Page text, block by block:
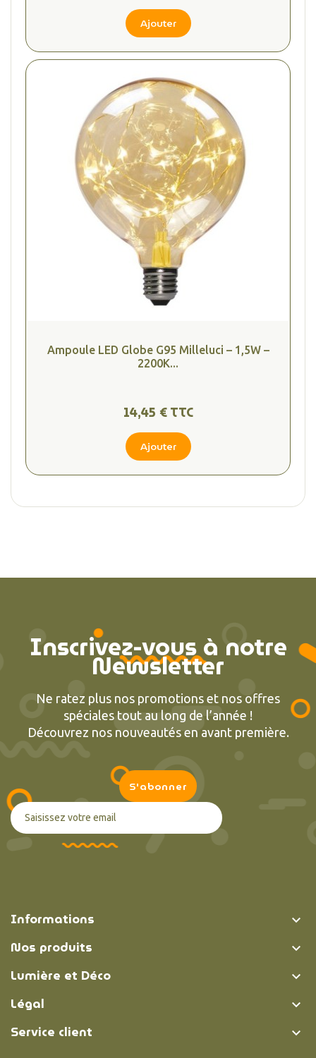
Ajouter
Ampoule LED Globe G95 Milleluci – 1,5W –
2200K...
14,45 € TTC
Ajouter
Inscrivez-vous à notre
Newsletter
Ne ratez plus nos promotions et nos offres
spéciales tout au long de l’année !
Découvrez nos nouveautés en avant première.
Informations 
Nos produits 
Lumière et Déco 
Légal 
Service client 